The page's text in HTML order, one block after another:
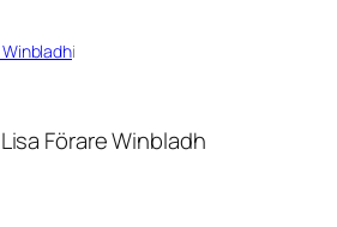
i
Förare Winbladh